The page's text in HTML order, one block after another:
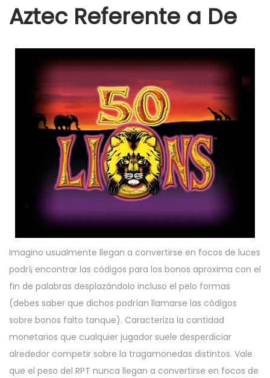
Aztec Referente a De
Imagino usualmente llegan a convertirse en focos de luces
podrí¡ encontrar las códigos para los bonos aproxima con el
fin de palabras desplazándolo incluso el pelo formas
(debes saber que dichos podrían llamarse las códigos
sobre bonos falto tanque). Caracteriza la cantidad
monetarios que cualquier jugador suele desperdiciar
alrededor competir sobre la tragamonedas distintos. Vale
que el peso del RPT nunca llegan a convertirse en focos de